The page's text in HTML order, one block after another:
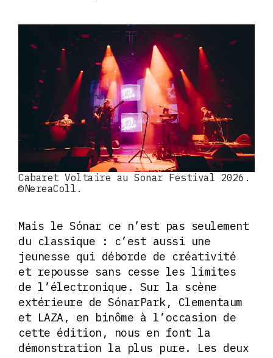
Cabaret Voltaire au Sonar Festival 2026.
©NereaColl.
Mais le Sónar ce n’est pas seulement
du classique : c’est aussi une
jeunesse qui déborde de créativité
et repousse sans cesse les limites
de l’électronique. Sur la scène
extérieure de SónarPark, Clementaum
et LAZA, en binôme à l’occasion de
cette édition, nous en font la
démonstration la plus pure. Les deux